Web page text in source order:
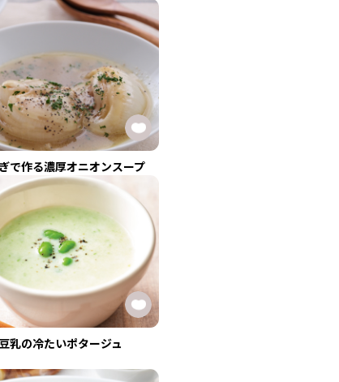
で作る濃厚オニオンスープ
乳の冷たいポタージュ